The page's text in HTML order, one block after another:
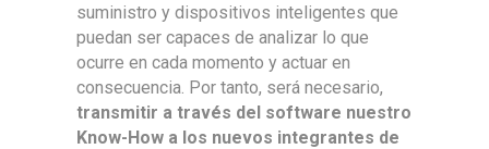
suministro y dispositivos inteligentes que
puedan ser capaces de analizar lo que
ocurre en cada momento y actuar en
consecuencia. Por tanto, será necesario,
transmitir a través del software nuestro
Know-How a los nuevos integrantes de